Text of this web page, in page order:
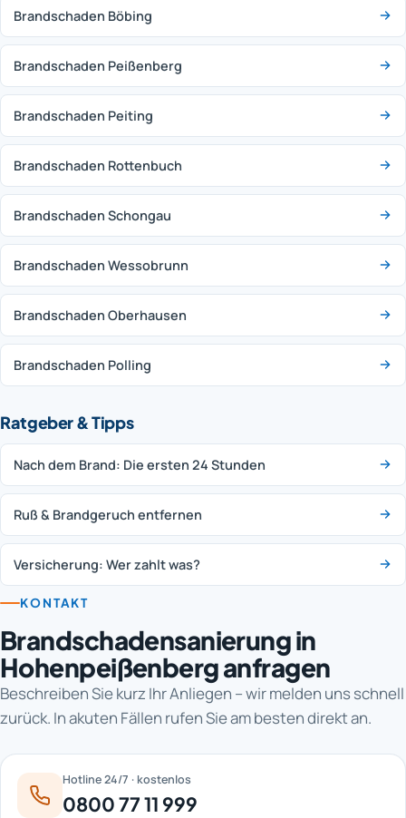
Brandschaden Böbing
Brandschaden Peißenberg
Brandschaden Peiting
Brandschaden Rottenbuch
Brandschaden Schongau
Brandschaden Wessobrunn
Brandschaden Oberhausen
Brandschaden Polling
Ratgeber & Tipps
Nach dem Brand: Die ersten 24 Stunden
Ruß & Brandgeruch entfernen
Versicherung: Wer zahlt was?
KONTAKT
Brandschadensanierung in
Hohenpeißenberg anfragen
Beschreiben Sie kurz Ihr Anliegen – wir melden uns schnell
zurück. In akuten Fällen rufen Sie am besten direkt an.
Hotline 24/7 · kostenlos
0800 77 11 999